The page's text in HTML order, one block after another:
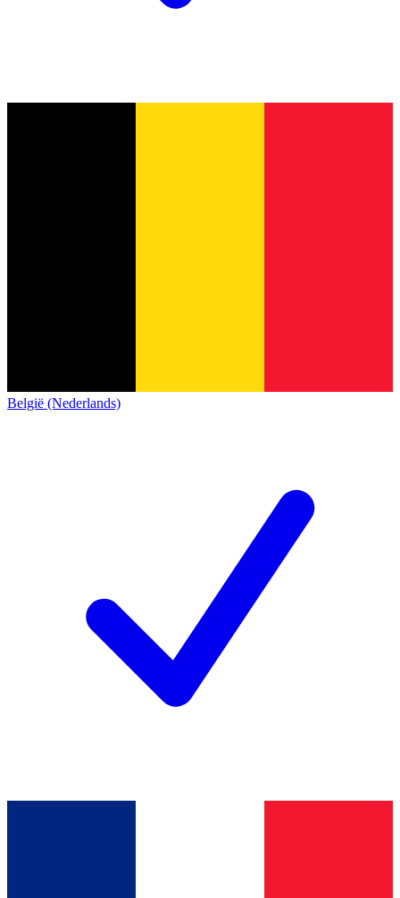
België (Nederlands)